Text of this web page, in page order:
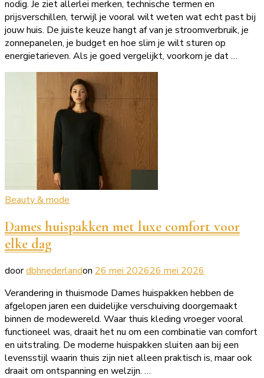
nodig. Je ziet allerlei merken, technische termen en
prijsverschillen, terwijl je vooral wilt weten wat echt past bij
jouw huis. De juiste keuze hangt af van je stroomverbruik, je
zonnepanelen, je budget en hoe slim je wilt sturen op
energietarieven. Als je goed vergelijkt, voorkom je dat …
Beauty & mode
Dames huispakken met luxe comfort voor
elke dag
doordbhnederlandon 26 mei 202626 mei 2026
Verandering in thuismode Dames huispakken hebben de
afgelopen jaren een duidelijke verschuiving doorgemaakt
binnen de modewereld. Waar thuis kleding vroeger vooral
functioneel was, draait het nu om een combinatie van comfort
en uitstraling. De moderne huispakken sluiten aan bij een
levensstijl waarin thuis zijn niet alleen praktisch is, maar ook
draait om ontspanning en welzijn. …